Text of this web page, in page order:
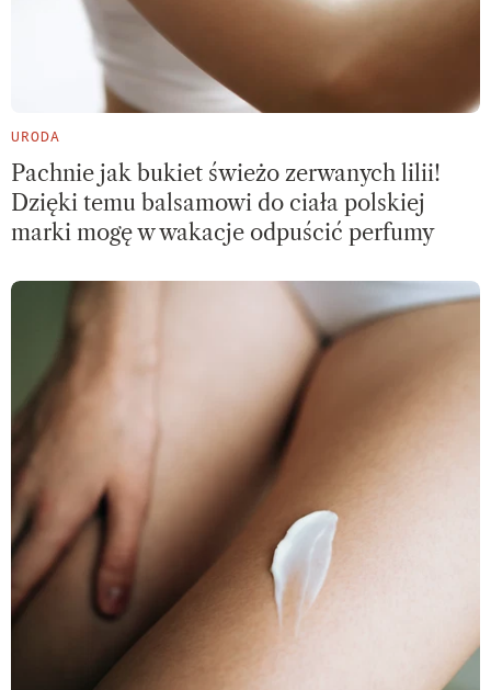
URODA
Pachnie jak bukiet świeżo zerwanych lilii!
Dzięki temu balsamowi do ciała polskiej
marki mogę w wakacje odpuścić perfumy